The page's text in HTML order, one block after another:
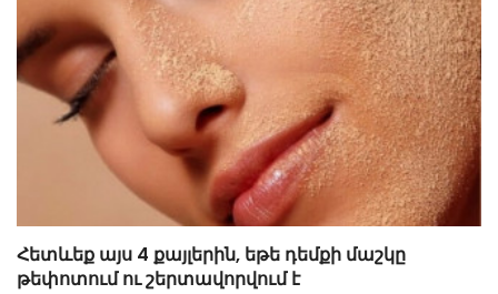
Հետևեք այս 4 քայլերին, եթե դեմքի մաշկը
թեփոտում ու շերտավորվում է